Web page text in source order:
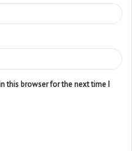
this browser for the next time I